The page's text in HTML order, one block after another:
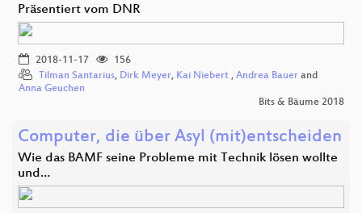
Präsentiert vom DNR
2018-11-17
156
Tilman Santarius, Dirk Meyer, Kai Niebert , Andrea Bauer and
Anna Geuchen
Bits & Bäume 2018
Computer, die über Asyl (mit)entscheiden
Wie das BAMF seine Probleme mit Technik lösen wollte
und…